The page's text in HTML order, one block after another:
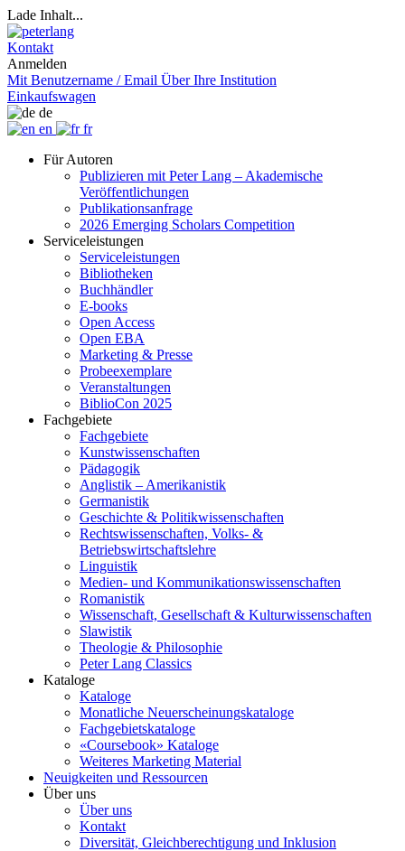
Lade Inhalt...
Kontakt
Anmelden
Mit Benutzername / Email Über Ihre Institution
Einkaufswagen
de
en
fr
Für Autoren
Publizieren mit Peter Lang – Akademische
Veröffentlichungen
Publikationsanfrage
2026 Emerging Scholars Competition
Serviceleistungen
Serviceleistungen
Bibliotheken
Buchhändler
E-books
Open Access
Open EBA
Marketing & Presse
Probeexemplare
Veranstaltungen
BiblioCon 2025
Fachgebiete
Fachgebiete
Kunstwissenschaften
Pädagogik
Anglistik – Amerikanistik
Germanistik
Geschichte & Politikwissenschaften
Rechtswissenschaften, Volks- &
Betriebswirtschaftslehre
Linguistik
Medien- und Kommunikationswissenschaften
Romanistik
Wissenschaft, Gesellschaft & Kulturwissenschaften
Slawistik
Theologie & Philosophie
Peter Lang Classics
Kataloge
Kataloge
Monatliche Neuerscheinungskataloge
Fachgebietskataloge
«Coursebook» Kataloge
Weiteres Marketing Material
Neuigkeiten und Ressourcen
Über uns
Über uns
Kontakt
Diversität, Gleichberechtigung und Inklusion